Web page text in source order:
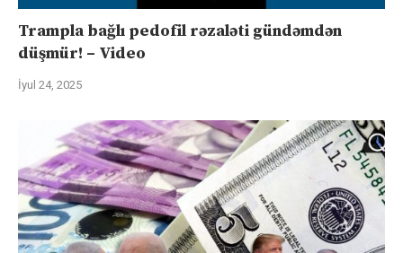
Trampla bağlı pedofil rəzaləti gündəmdən
düşmür! – Video
İyul 24, 2025